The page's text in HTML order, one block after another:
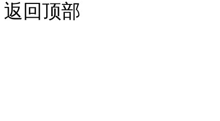
返回顶部